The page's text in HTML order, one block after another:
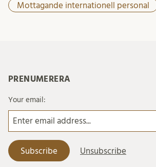
Mottagande internationell personal
PRENUMERERA
Your email: